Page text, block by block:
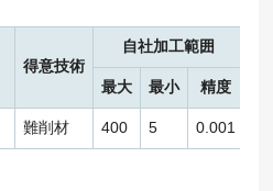
得意技術
自社加工範囲
最大 最小 精度
難削材 400 5 0.001